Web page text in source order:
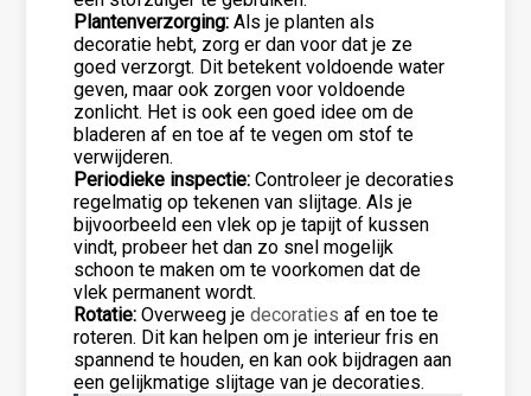
Plantenverzorging: Als je planten als
decoratie hebt, zorg er dan voor dat je ze
goed verzorgt. Dit betekent voldoende water
geven, maar ook zorgen voor voldoende
zonlicht. Het is ook een goed idee om de
bladeren af en toe af te vegen om stof te
verwijderen.
Periodieke inspectie: Controleer je decoraties
regelmatig op tekenen van slijtage. Als je
bijvoorbeeld een vlek op je tapijt of kussen
vindt, probeer het dan zo snel mogelijk
schoon te maken om te voorkomen dat de
vlek permanent wordt.
Rotatie: Overweeg jedecoraties af en toe te
roteren. Dit kan helpen om je interieur fris en
spannend te houden, en kan ook bijdragen aan
een gelijkmatige slijtage van je decoraties.